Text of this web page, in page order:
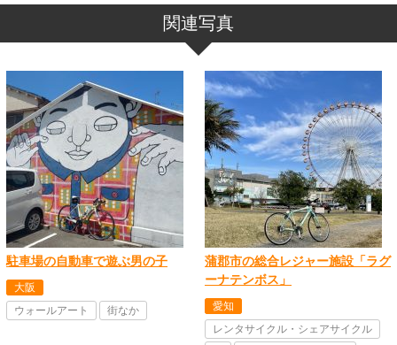
関連写真
駐車場の自動車で遊ぶ男の子
大阪
ウォールアート
街なか
蒲郡市の総合レジャー施設「ラグ
ーナテンボス」
愛知
レンタサイクル・シェアサイクル